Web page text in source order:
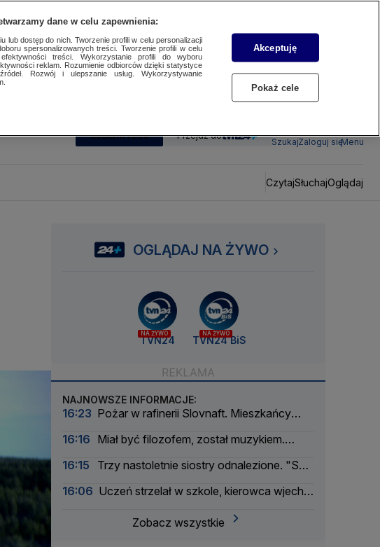
SUBSKRYBUJ Przejdź do
SzukajZaloguj sięMenu
CzytajSłuchajOglądaj
OGLĄDAJ NA ŻYWO
NA ŻYWO
TVN24
NA ŻYWO
TVN24 BiS
NAJNOWSZE INFORMACJE:
16:23 Pożar w rafinerii Slovnaft. Mieszkańcy
16:16 Miał być filozofem, został muzykiem.
16:15
Trzy nastoletnie siostry odnalezione. "Są
16:06 Uczeń strzelał w szkole, kierowca wjechał
Zobacz wszystkie
dane w celu zapewnienia:
lub dostęp do nich. Tworzenie profili w celu personalizacji
spersonalizowanych treści. Tworzenie profili w celu
treści. Wykorzystanie profili do wyboru
reklam. Rozumienie odbiorców dzięki statystyce
Rozwój i ulepszanie usług. Wykorzystywanie
Akceptuję
Pokaż cele